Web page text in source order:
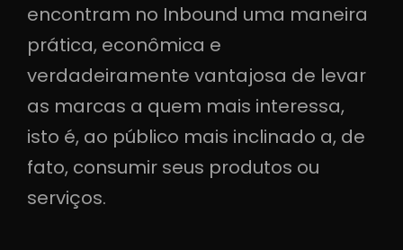
encontram no Inbound uma maneira
prática, econômica e
verdadeiramente vantajosa de levar
as marcas a quem mais interessa,
isto é, ao público mais inclinado a, de
fato, consumir seus produtos ou
serviços.